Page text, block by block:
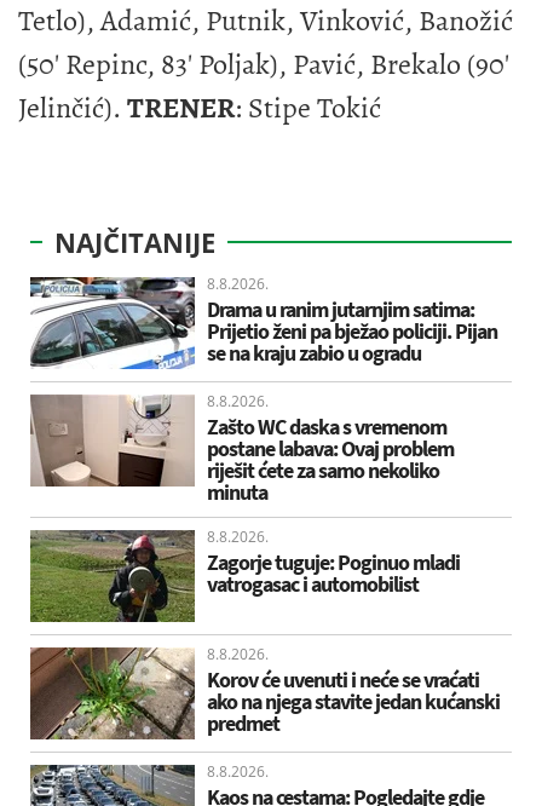
Tetlo), Adamić, Putnik, Vinković, Banožić
(50' Repinc, 83' Poljak), Pavić, Brekalo (90'
Jelinčić). TRENER: Stipe Tokić
NAJČITANIJE
8.8.2026.
Drama u ranim jutarnjim satima:
Prijetio ženi pa bježao policiji. Pijan
se na kraju zabio u ogradu
8.8.2026.
Zašto WC daska s vremenom
postane labava: Ovaj problem
riješit ćete za samo nekoliko
minuta
8.8.2026.
Zagorje tuguje: Poginuo mladi
vatrogasac i automobilist
8.8.2026.
Korov će uvenuti i neće se vraćati
ako na njega stavite jedan kućanski
predmet
8.8.2026.
Kaos na cestama: Pogledajte gdje